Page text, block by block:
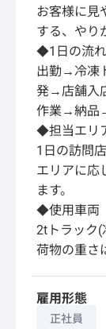
お客様に見
する、やり
◆1日の流れ
出勤→冷凍
発→店舗入
作業→納品
◆担当エリ
1日の訪問
エリアに応
ます。
◆使用車両
2tトラック(
荷物の重さ
雇用形態
正社員